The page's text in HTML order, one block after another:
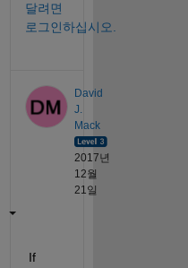
달려면
로그인하십시오.
David
J.
Mack
2017년
12월
21일
If